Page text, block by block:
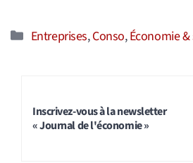
Catégories
Entreprises,Conso,Économie
Inscrivez-vous à la newsletter
« Journal de l'économie »